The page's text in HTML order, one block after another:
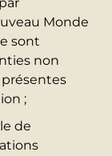
Monde
sont
non
;
de